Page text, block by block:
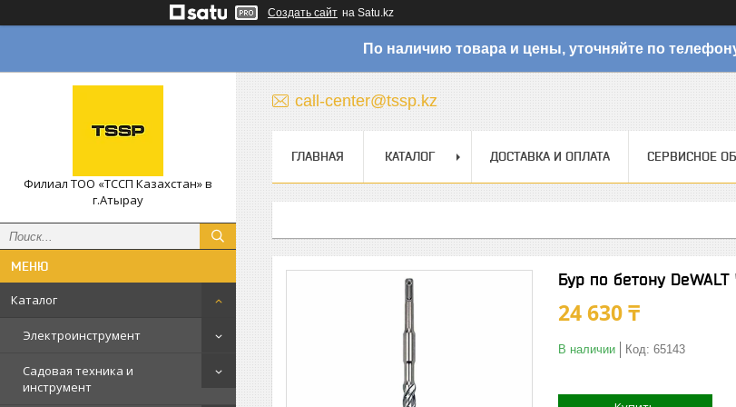
Создать сайт на Satu.kz
По наличию товара и цены, уточняйте по
Филиал ТОО «ТССП Казахстан» в
г.Атырау
Каталог
Электроинструмент
Садовая техника и
инструмент
call-center@tssp.kz
ГЛАВНАЯ КАТАЛОГ ДОСТАВКА И ОПЛАТА СЕРВИСНОЕ
Бур по бетону
24 630 ₸
В наличии Код: 65143